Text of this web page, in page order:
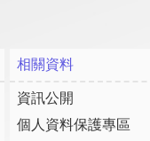
相關資料
資訊公開
個人資料保護專區